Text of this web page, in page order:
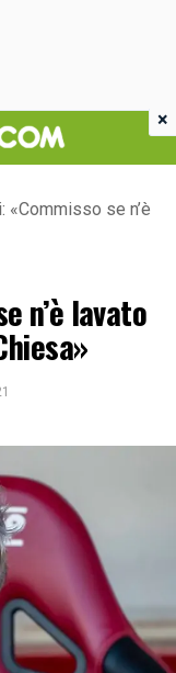
«Commisso se n’è
n’è lavato
×